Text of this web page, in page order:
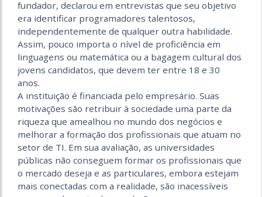
fundador, declarou em entrevistas que seu objetivo
era identificar programadores talentosos,
independentemente de qualquer outra habilidade.
Assim, pouco importa o nível de proficiência em
linguagens ou matemática ou a bagagem cultural dos
jovens candidatos, que devem ter entre 18 e 30
anos.
A instituição é financiada pelo empresário. Suas
motivações são retribuir à sociedade uma parte da
riqueza que amealhou no mundo dos negócios e
melhorar a formação dos profissionais que atuam no
setor de TI. Em sua avaliação, as universidades
públicas não conseguem formar os profissionais que
o mercado deseja e as particulares, embora estejam
mais conectadas com a realidade, são inacessíveis